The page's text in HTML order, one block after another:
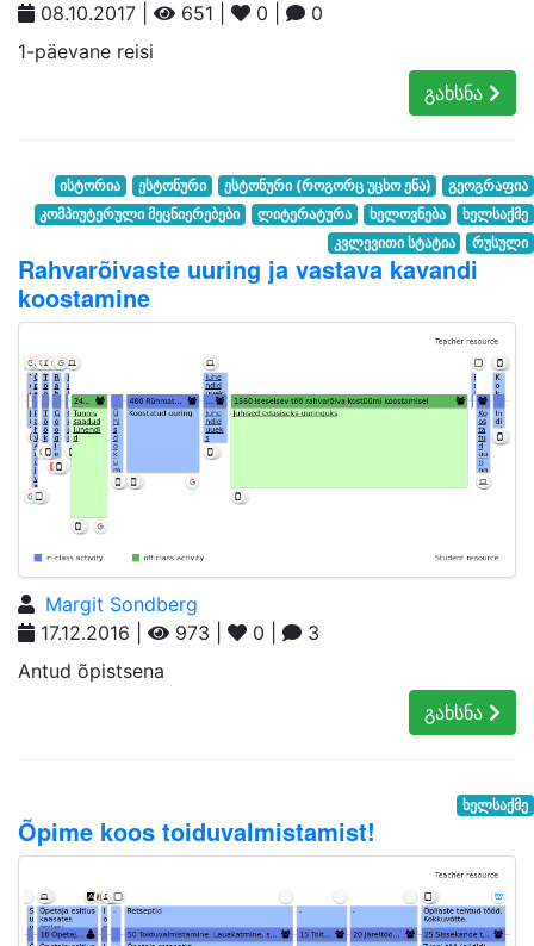
08.10.2017 | 651 | 0 |
0
1-päevane reisi
გახსნა
ისტორია ესტონური ესტონური (როგორც უცხო ენა)
გეოგრაფია
კომპიუტერული მეცნიერებები
ლიტერატურა ხელოვნება
ხელსაქმე
კვლევითი სტატია
რუსული
Rahvarõivaste uuring ja vastava kavandi
koostamine
Margit Sondberg
17.12.2016 |
973 | 0 |
3
Antud õpistsena
გახსნა
ხელსაქმე
Õpime koos toiduvalmistamist!